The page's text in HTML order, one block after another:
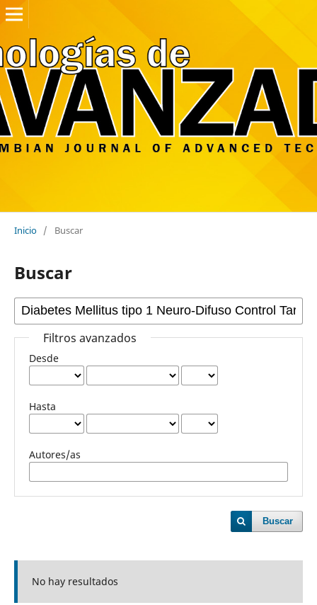
Inicio / Buscar
Buscar
Filtros avanzados
Desde
Hasta
Autores/as
Buscar
No hay resultados